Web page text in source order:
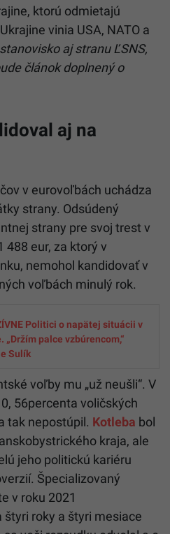
ktorú odmietajú
vinia USA, NATO a
aj stranu ĽSNS,
článok doplnený o
aj na
v eurovoľbách uchádza
strany. Odsúdený
strany pre svoj trest v
488 eur, za ktorý v
nemohol kandidovať v
voľbách minulý rok.
Politici o napätej situácii v
„Držím palce vzbúrencom,“
Sulík
voľby mu „už neušli“. V
56percenta voličských
tak nepostúpil. Kotleba bol
kraja, ale
jeho politickú kariéru
Špecializovaný
v roku 2021
roky a štyri mesiace